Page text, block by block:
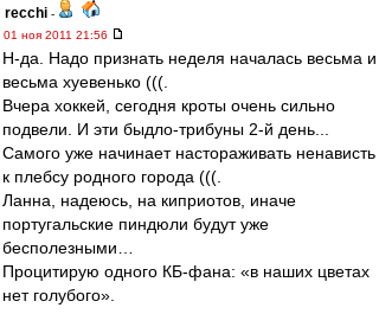
recchi -
01 ноя 2011 21:56
Н-да. Надо признать неделя началась весьма и
весьма хуевенько (((.
Вчера хоккей, сегодня кроты очень сильно
подвели. И эти быдло-трибуны 2-й день...
Самого уже начинает настораживать ненависть
к плебсу родного города (((.
Ланна, надеюсь, на киприотов, иначе
португальские пиндюли будут уже
бесполезными…
Процитирую одного КБ-фана: «в наших цветах
нет голубого».